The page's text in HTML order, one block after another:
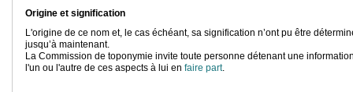
Origine et signification
L'origine de ce nom et, le cas échéant, sa signification n’ont pu être
jusqu’à maintenant.
La Commission de toponymie invite toute personne détenant une
l'un ou l'autre de ces aspects à lui en faire part.